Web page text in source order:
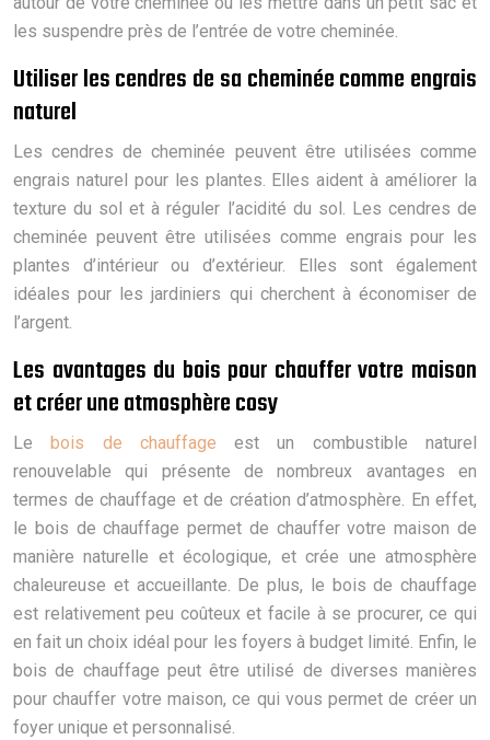
les suspendre près de l’entrée de votre cheminée.
Utiliser les cendres de sa cheminée comme engrais
naturel
Les cendres de cheminée peuvent être utilisées comme
engrais naturel pour les plantes. Elles aident à améliorer la
texture du sol et à réguler l’acidité du sol. Les cendres de
cheminée peuvent être utilisées comme engrais pour les
plantes d’intérieur ou d’extérieur. Elles sont également
idéales pour les jardiniers qui cherchent à économiser de
l’argent.
Les avantages du bois pour chauffer votre maison
et créer une atmosphère cosy
Lebois de chauffage est un combustible naturel
renouvelable qui présente de nombreux avantages en
termes de chauffage et de création d’atmosphère. En effet,
le bois de chauffage permet de chauffer votre maison de
manière naturelle et écologique, et crée une atmosphère
chaleureuse et accueillante. De plus, le bois de chauffage
est relativement peu coûteux et facile à se procurer, ce qui
en fait un choix idéal pour les foyers à budget limité. Enfin, le
bois de chauffage peut être utilisé de diverses manières
pour chauffer votre maison, ce qui vous permet de créer un
foyer unique et personnalisé.